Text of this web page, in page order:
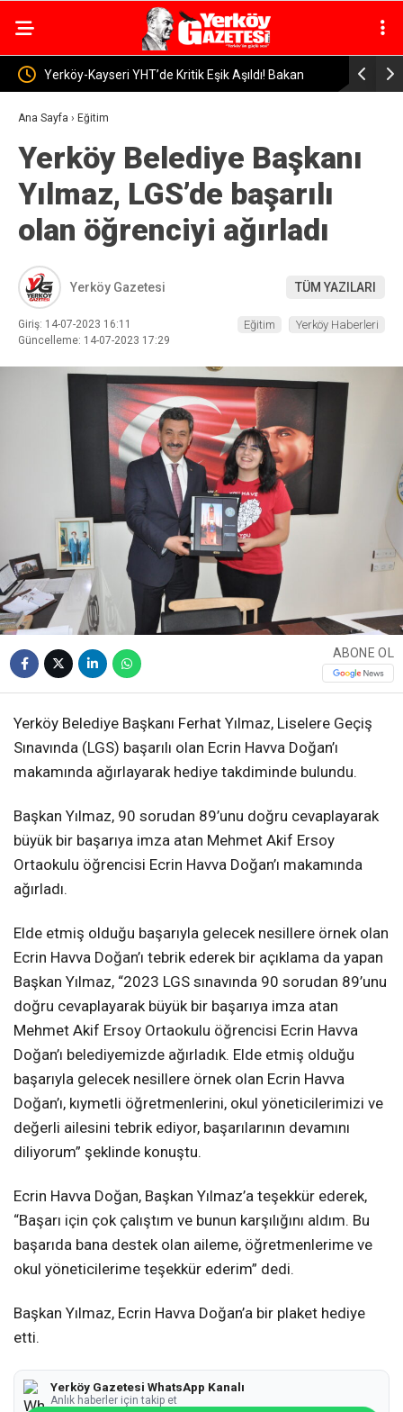
Aşıldı! Bakan Yerköy Devlet Hastanesi’nde Görev Değişimi:
Ana Sayfa › Eğitim
Yerköy Belediye Başkanı
Yılmaz, LGS’de başarılı
olan öğrenciyi ağırladı
Yerköy Gazetesi TÜM YAZILARI
Giriş: 14-07-2023 16:11
Güncelleme: 14-07-2023 17:29
Eğitim Yerköy Haberleri
ABONE OL
Yerköy Belediye Başkanı Ferhat Yılmaz, Liselere Geçiş
Sınavında (LGS) başarılı olan Ecrin Havva Doğan’ı
makamında ağırlayarak hediye takdiminde bulundu.
Başkan Yılmaz, 90 sorudan 89’unu doğru cevaplayarak
büyük bir başarıya imza atan Mehmet Akif Ersoy
Ortaokulu öğrencisi Ecrin Havva Doğan’ı makamında
ağırladı.
Elde etmiş olduğu başarıyla gelecek nesillere örnek olan
Ecrin Havva Doğan’ı tebrik ederek bir açıklama da yapan
Başkan Yılmaz, “2023 LGS sınavında 90 sorudan 89’unu
doğru cevaplayarak büyük bir başarıya imza atan
Mehmet Akif Ersoy Ortaokulu öğrencisi Ecrin Havva
Doğan’ı belediyemizde ağırladık. Elde etmiş olduğu
başarıyla gelecek nesillere örnek olan Ecrin Havva
Doğan’ı, kıymetli öğretmenlerini, okul yöneticilerimizi ve
değerli ailesini tebrik ediyor, başarılarının devamını
diliyorum” şeklinde konuştu.
Ecrin Havva Doğan, Başkan Yılmaz’a teşekkür ederek,
“Başarı için çok çalıştım ve bunun karşılığını aldım. Bu
başarıda bana destek olan aileme, öğretmenlerime ve
okul yöneticilerime teşekkür ederim” dedi.
Başkan Yılmaz, Ecrin Havva Doğan’a bir plaket hediye
etti.
Yerköy Gazetesi WhatsApp Kanalı
Anlık haberler için takip et